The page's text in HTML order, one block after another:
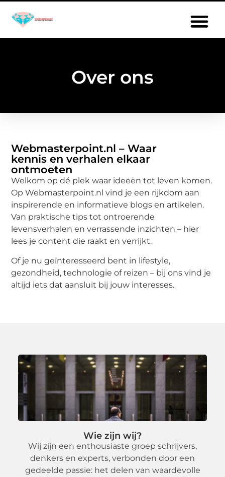
Over ons
Webmasterpoint.nl – Waar
kennis en verhalen elkaar
ontmoeten
Welkom op dé plek waar ideeën tot leven komen.
Op Webmasterpoint.nl vind je een rijkdom aan
inspirerende en informatieve blogs en artikelen.
Van praktische tips tot ontroerende
levensverhalen en verrassende inzichten – hier
lees je content die raakt en verrijkt.
Of je nu geïnteresseerd bent in lifestyle,
gezondheid, technologie of reizen – bij ons vind je
altijd iets dat aansluit bij jouw interesses.
Wie zijn wij?
Wij zijn een enthousiaste groep schrijvers,
denkers en experts, verbonden door een
gedeelde passie: het delen van waardevolle